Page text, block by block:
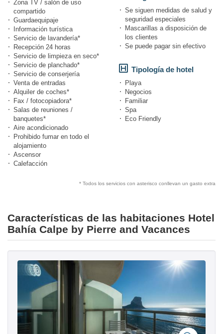
Zona TV / salón de uso
compartido
Guardaequipaje
Información turística
Servicio de lavandería*
Recepción 24 horas
Servicio de limpieza en seco*
Servicio de planchado*
Servicio de conserjería
Venta de entradas
Alquiler de coches*
Fax / fotocopiadora*
Salas de reuniones /
banquetes*
Aire acondicionado
Prohibido fumar en todo el
alojamiento
Ascensor
Calefacción
Se siguen medidas de salud y
seguridad especiales
Mascarillas a disposición de
los clientes
Se puede pagar sin efectivo
Tipología de hotel
Playa
Negocios
Familiar
Spa
Eco Friendly
* Todos los servicios con asterisco conllevan un gasto extra
Características de las habitaciones Hotel
Bahía Calpe by Pierre and Vacances